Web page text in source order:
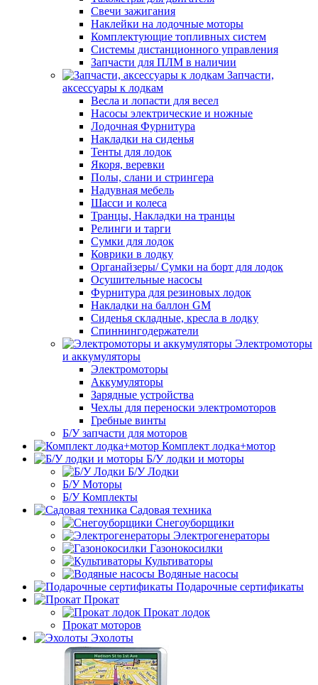
Свечи зажигания
Наклейки на лодочные моторы
Комплектующие топливных систем
Системы дистанционного управления
Запчасти для ПЛМ в наличии
Запчасти,
аксессуары к лодкам
Весла и лопасти для весел
Насосы электрические и ножные
Лодочная Фурнитура
Накладки на сиденья
Тенты для лодок
Якоря, веревки
Полы, слани и стрингера
Надувная мебель
Шасси и колеса
Транцы, Накладки на транцы
Релинги и тарги
Сумки для лодок
Коврики в лодку
Органайзеры/ Сумки на борт для лодок
Осушительные насосы
Фурнитура для резиновых лодок
Накладки на баллон GM
Сиденья складные, кресла в лодку
Спиннингодержатели
Электромоторы
и аккумуляторы
Электромоторы
Аккумуляторы
Зарядные устройства
Чехлы для переноски электромоторов
Гребные винты
Б/У запчасти для моторов
Комплект лодка+мотор
Б/У лодки и моторы
Б/У Лодки
Б/У Моторы
Б/У Комплекты
Садовая техника
Снегоуборщики
Электрогенераторы
Газонокосилки
Культиваторы
Водяные насосы
Подарочные сертификаты
Прокат
Прокат лодок
Прокат моторов
Эхолоты